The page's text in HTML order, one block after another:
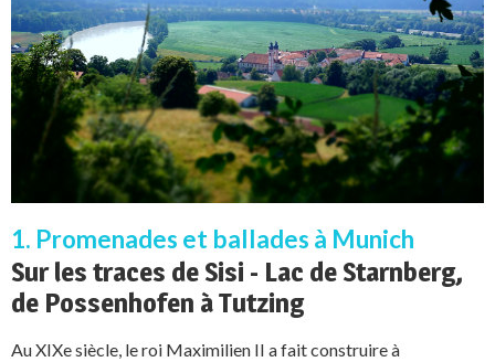
1. Promenades et ballades à Munich
Sur les traces de Sisi - Lac de Starnberg,
de Possenhofen à Tutzing
Au XIXe siècle, le roi Maximilien II a fait construire à